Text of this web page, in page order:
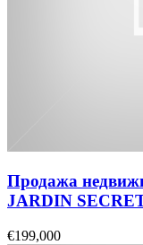
Продажа
JARDIN
€199,000